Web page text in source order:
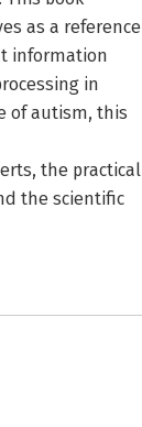
as a reference
information
in
of autism, this
the practical
the scientific